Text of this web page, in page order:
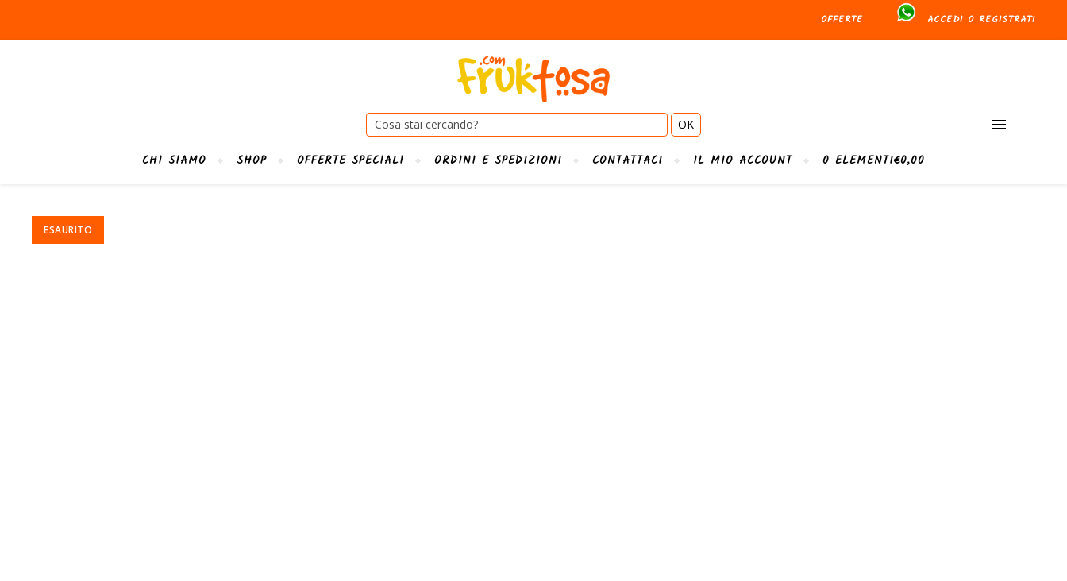
OFFERTE ACCEDI O REGISTRATI
CHI SIAMO SHOP OFFERTE SPECIALI ORDINI E SPEDIZIONI CONTATTACI IL MIO ACCOUNT 0 ELEMENTI€0,00